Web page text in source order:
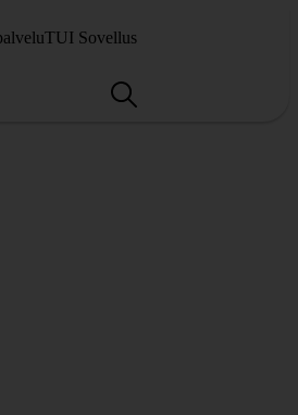
TUI Sovellus